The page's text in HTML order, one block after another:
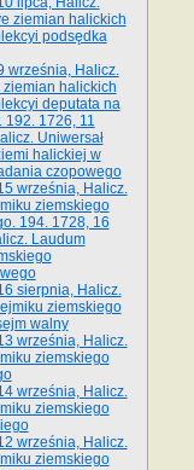
ziemian halickich
podsędka
września, Halicz.
ziemian halickich
deputata na
192. 1726, 11
Uniwersał
halickiej w
czopowego
września, Halicz.
ziemskiego
194. 1728, 16
Laudum
sierpnia, Halicz.
ziemskiego
walny
września, Halicz.
ziemskiego
września, Halicz.
ziemskiego
września, Halicz.
ziemskiego